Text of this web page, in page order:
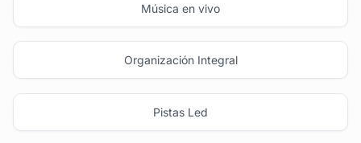
Música en vivo
Organización Integral
Pistas Led